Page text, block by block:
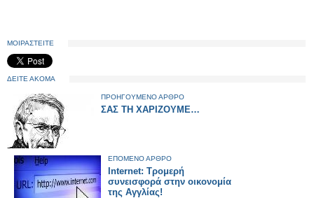
ΜΟΙΡΑΣΤΕΙΤΕ
ΔΕΙΤΕ ΑΚΟΜΑ
ΠΡΟΗΓΟΥΜΕΝΟ ΑΡΘΡΟ
ΣΑΣ ΤΗ ΧΑΡΙΖΟΥΜΕ…
ΕΠΟΜΕΝΟ ΑΡΘΡΟ
Internet: Τρομερή
συνεισφορά στην οικονομία
της Αγγλίας!